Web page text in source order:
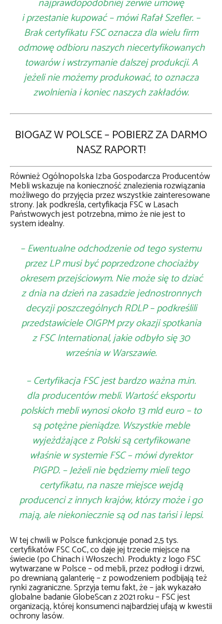
i przestanie kupować – mówi Rafał Szefler. –
Brak certyfikatu FSC oznacza dla wielu firm
odmowę odbioru naszych niecertyfikowanych
towarów i wstrzymanie dalszej produkcji. A
jeżeli nie możemy produkować, to oznacza
zwolnienia i koniec naszych zakładów.
BIOGAZ W POLSCE – POBIERZ ZA DARMO
NASZ RAPORT!
Również Ogólnopolska Izba Gospodarcza Producentów
Mebli wskazuje na konieczność znalezienia rozwiązania
możliwego do przyjęcia przez wszystkie zainteresowane
strony. Jak podkreśla, certyfikacja FSC w Lasach
Państwowych jest potrzebna, mimo że nie jest to
system idealny.
– Ewentualne odchodzenie od tego systemu
przez LP musi być poprzedzone chociażby
okresem przejściowym. Nie może się to dziać
z dnia na dzień na zasadzie jednostronnych
decyzji poszczególnych RDLP – podkreślili
przedstawiciele OIGPM przy okazji spotkania
z FSC International, jakie odbyło się 30
września w Warszawie.
– Certyfikacja FSC jest bardzo ważna m.in.
dla producentów mebli. Wartość eksportu
polskich mebli wynosi około 13 mld euro – to
są potężne pieniądze. Wszystkie meble
wyjeżdżające z Polski są certyfikowane
właśnie w systemie FSC – mówi dyrektor
PIGPD. – Jeżeli nie będziemy mieli tego
certyfikatu, na nasze miejsce wejdą
producenci z innych krajów, którzy może i go
mają, ale niekoniecznie są od nas tańsi i lepsi.
W tej chwili w Polsce funkcjonuje ponad 2,5 tys.
certyfikatów FSC CoC, co daje jej trzecie miejsce na
świecie (po Chinach i Włoszech). Produkty z logo FSC
wytwarzane w Polsce – od mebli, przez podłogi i drzwi,
po drewnianą galanterię – z powodzeniem podbijają też
rynki zagraniczne. Sprzyja temu fakt, że – jak wykazało
globalne badanie GlobeScan z 2021 roku – FSC jest
organizacją, której konsumenci najbardziej ufają w kwestii
ochrony lasów.